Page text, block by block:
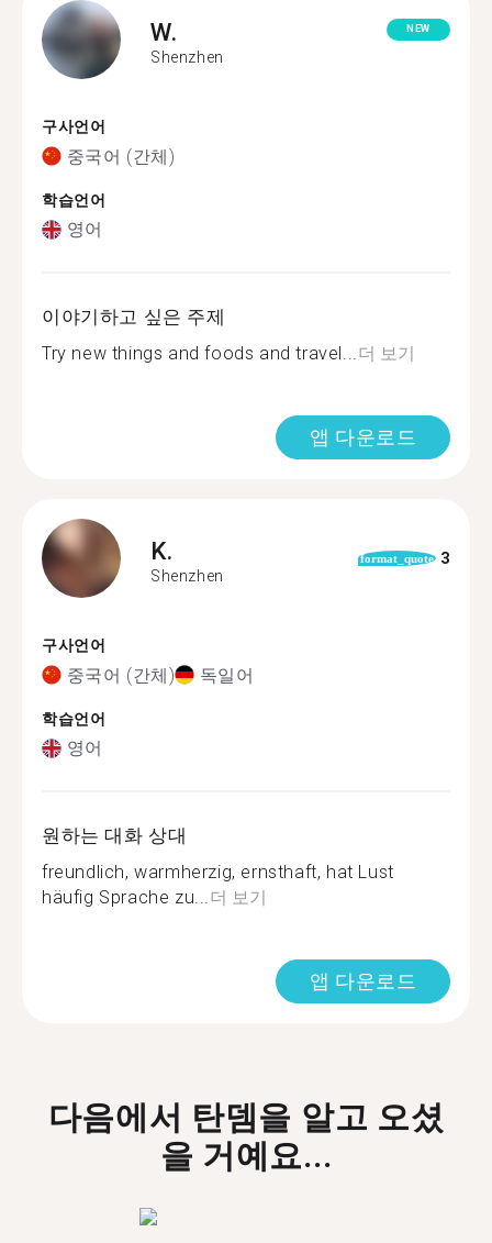
W.
Shenzhen
NEW
구사언어
중국어 (간체)
학습언어
영어
이야기하고 싶은 주제
Try new things and foods and travel...더 보기
앱 다운로드
K.
Shenzhen
format_quote 3
구사언어
중국어 (간체) 독일어
학습언어
영어
원하는 대화 상대
freundlich, warmherzig, ernsthaft, hat Lust
häufig Sprache zu...더 보기
앱 다운로드
다음에서 탄뎀을 알고 오셨
을 거예요...